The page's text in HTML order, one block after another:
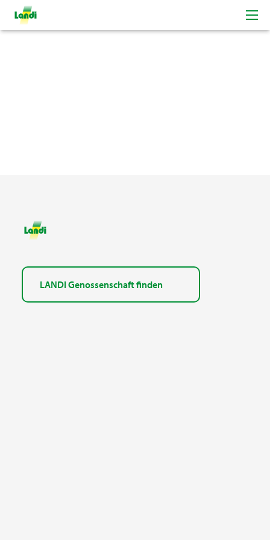
LANDI Genossenschaft finden